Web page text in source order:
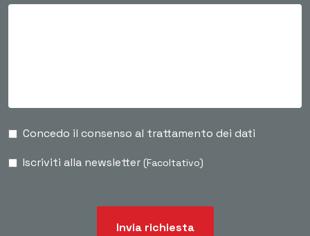
Concedo il consenso al trattamento dei dati
Iscriviti alla newsletter (Facoltativo)
Invia richiesta